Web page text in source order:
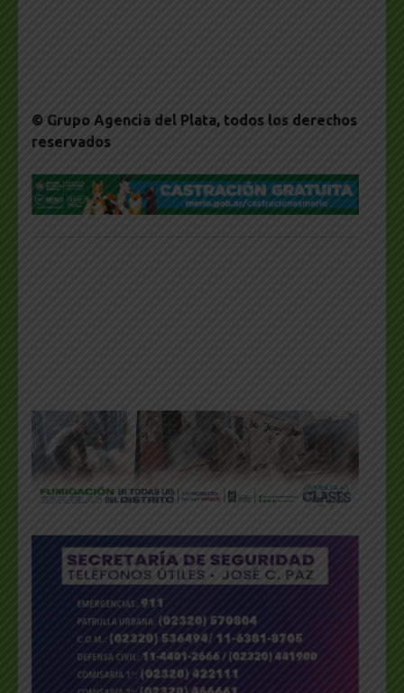
© Grupo Agencia del Plata, todos los derechos
reservados